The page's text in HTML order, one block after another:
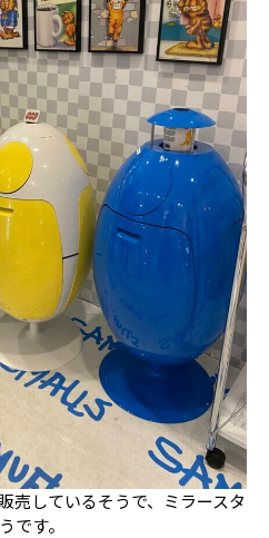
売しているそうで、ミラースタ
です。